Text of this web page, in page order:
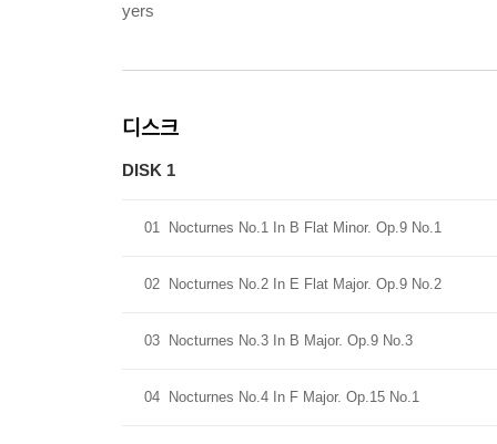
yers
디스크
DISK 1
01 Nocturnes No.1 In B Flat Minor. Op.9 No.1
02 Nocturnes No.2 In E Flat Major. Op.9 No.2
03 Nocturnes No.3 In B Major. Op.9 No.3
04 Nocturnes No.4 In F Major. Op.15 No.1